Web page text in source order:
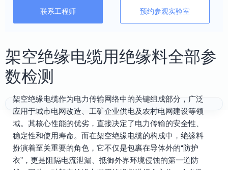
联系工程师 预约参观实验室
架空绝缘电缆用绝缘料全部参
数检测
架空绝缘电缆作为电力传输网络中的关键组成部分，广泛
应用于城市电网改造、工矿企业供电及农村电网建设等领
域。其核心性能的优劣，直接决定了电力传输的安全性、
稳定性和使用寿命。而在架空绝缘电缆的构成中，绝缘料
扮演着至关重要的角色，它不仅是包裹在导体外的“防护
衣”，更是阻隔电流泄漏、抵御外界环境侵蚀的第一道防